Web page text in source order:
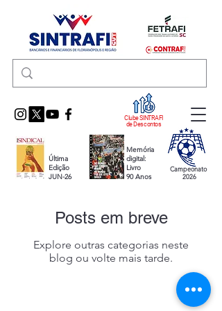
Clube SINTRAFI
de Descontos
Última
Edição
JUN-26
Memória
digital:
Livro
90 Anos
Campeonato
2026
Posts em breve
Explore outras categorias neste
blog ou volte mais tarde.